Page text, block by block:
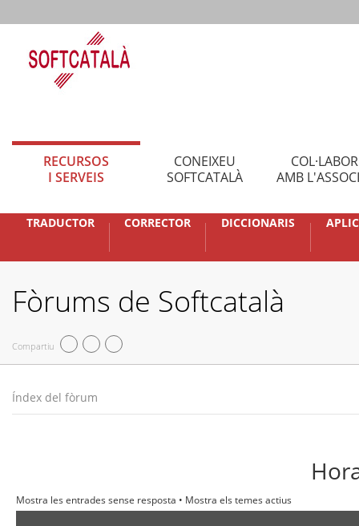
RECURSOS
I SERVEIS
CONEIXEU
SOFTCATALÀ
AMB
TRADUCTOR CORRECTOR DICCIONARIS
Fòrums de Softcatalà
Compartiu
Índex del fòrum
Mostra les entrades sense resposta • Mostra els temes actius